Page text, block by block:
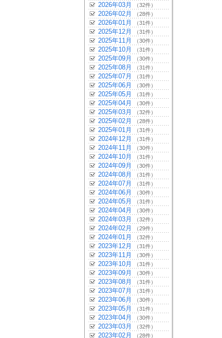
2026年03月 （32件）
2026年02月 （28件）
2026年01月 （31件）
2025年12月 （31件）
2025年11月 （30件）
2025年10月 （31件）
2025年09月 （30件）
2025年08月 （31件）
2025年07月 （31件）
2025年06月 （30件）
2025年05月 （31件）
2025年04月 （30件）
2025年03月 （32件）
2025年02月 （28件）
2025年01月 （31件）
2024年12月 （31件）
2024年11月 （30件）
2024年10月 （31件）
2024年09月 （30件）
2024年08月 （31件）
2024年07月 （31件）
2024年06月 （30件）
2024年05月 （31件）
2024年04月 （30件）
2024年03月 （32件）
2024年02月 （29件）
2024年01月 （32件）
2023年12月 （31件）
2023年11月 （30件）
2023年10月 （31件）
2023年09月 （30件）
2023年08月 （31件）
2023年07月 （31件）
2023年06月 （30件）
2023年05月 （31件）
2023年04月 （30件）
2023年03月 （32件）
2023年02月 （28件）